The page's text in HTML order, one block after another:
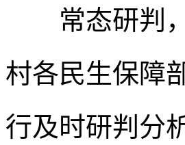
常态研判，
村各民生保障
行及时研判分